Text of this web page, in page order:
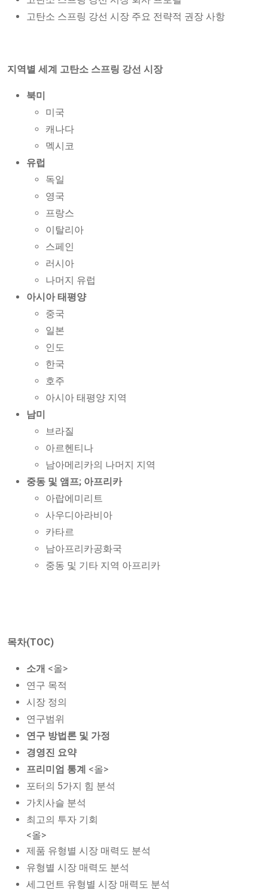
고탄소 스프링 강선 시장 주요 전략적 권장 사항
지역별 세계 고탄소 스프링 강선 시장
북미
미국
캐나다
멕시코
유럽
독일
영국
프랑스
이탈리아
스페인
러시아
나머지 유럽
아시아 태평양
중국
일본
인도
한국
호주
아시아 태평양 지역
남미
브라질
아르헨티나
남아메리카의 나머지 지역
중동 및 앰프; 아프리카
아랍에미리트
사우디아라비아
카타르
남아프리카공화국
중동 및 기타 지역 아프리카
목차(TOC)
소개 <올>
연구 목적
시장 정의
연구범위
연구 방법론 및 가정
경영진 요약
프리미엄 통계 <올>
포터의 5가지 힘 분석
가치사슬 분석
최고의 투자 기회
<올>
제품 유형별 시장 매력도 분석
유형별 시장 매력도 분석
세그먼트 유형별 시장 매력도 분석